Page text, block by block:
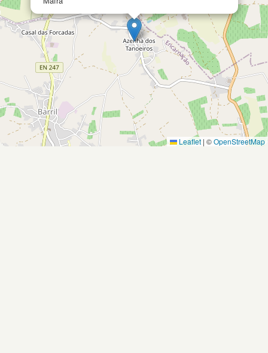
Leaflet | ©OpenStreetMap